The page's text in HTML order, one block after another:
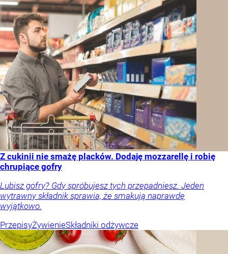
Z cukinii nie smażę placków. Dodaję mozzarellę i robię
chrupiące gofry
Lubisz gofry? Gdy spróbujesz tych przepadniesz. Jeden
wytrawny składnik sprawia, że smakują naprawdę
wyjątkowo.
PrzepisyŻywienieSkładniki odżywcze